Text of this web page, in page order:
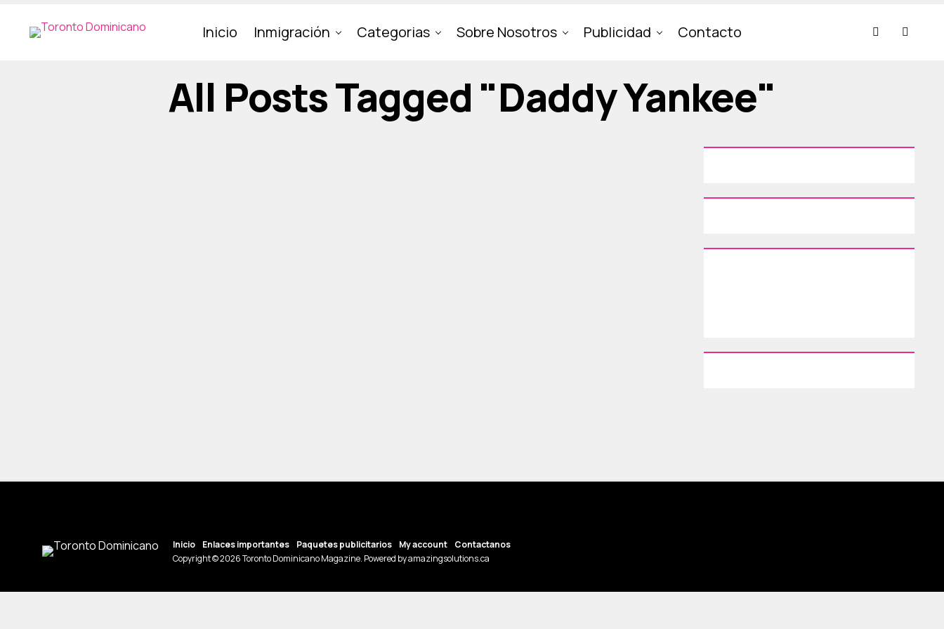
Inicio Inmigración Categorias Sobre Nosotros Publicidad Contacto
All Posts Tagged "Daddy Yankee"
Inicio Enlaces importantes Paquetes publicitarios My account
Contactanos
Copyright © 2026 Toronto Dominicano Magazine. Powered by amazingsolutions.ca